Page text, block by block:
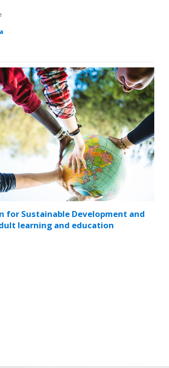
for Sustainable Development and
learning and education